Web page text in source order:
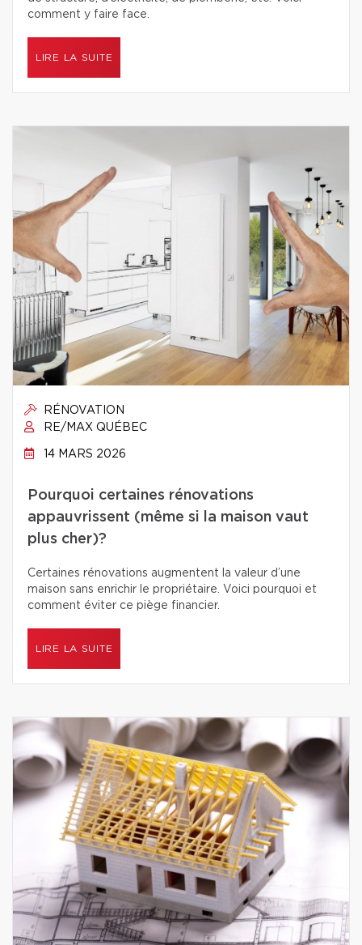
comment y faire face.
LIRE LA SUITE
RÉNOVATION
RE/MAX QUÉBEC
14 MARS 2026
Pourquoi certaines rénovations
appauvrissent (même si la maison vaut
plus cher)?
Certaines rénovations augmentent la valeur d’une
maison sans enrichir le propriétaire. Voici pourquoi et
comment éviter ce piège financier.
LIRE LA SUITE